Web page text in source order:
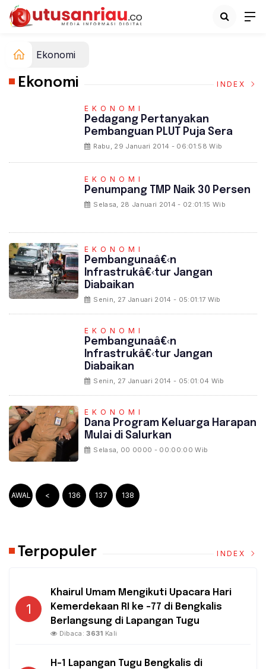
Ekonomi
Ekonomi INDEX
EKONOMI
Pedagang Pertanyakan
Pembanguan PLUT Puja Sera
Rabu, 29 Januari 2014 - 06:01:58 Wib
EKONOMI
Penumpang TMP Naik 30 Persen
Selasa, 28 Januari 2014 - 02:01:15 Wib
EKONOMI
Pembangunaâ€‹n
Infrastrukâ€‹tur Jangan
Diabaikan
Senin, 27 Januari 2014 - 05:01:17 Wib
EKONOMI
Pembangunaâ€‹n
Infrastrukâ€‹tur Jangan
Diabaikan
Senin, 27 Januari 2014 - 05:01:04 Wib
EKONOMI
Dana Program Keluarga Harapan
Mulai di Salurkan
Selasa, 00 0000 - 00:00:00 Wib
AWAL < 136 137 138
Terpopuler INDEX
1
Khairul Umam Mengikuti Upacara Hari
Kemerdekaan RI ke -77 di Bengkalis
Berlangsung di Lapangan Tugu
Dibaca:3631 Kali
H-1 Lapangan Tugu Bengkalis di